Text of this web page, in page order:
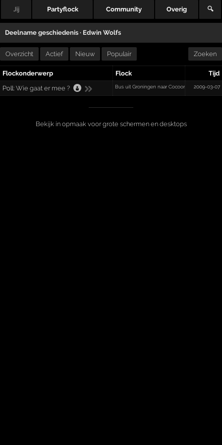
Jij Partyflock Community Overig 🔍
Deelname geschiedenis · Edwin Wolfs
Overzicht Actief Nieuw Populair Zoeken
Flockonderwerp Flock
Tijd
Poll:Wie gaat er mee ? Bus uit Groningen naar Cocoon in de Maassilo
2009-03-07
Bekijk in opmaak voor grote schermen en desktops